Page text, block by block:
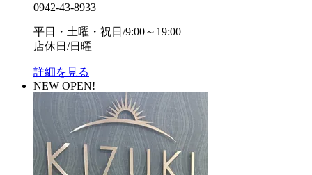
0942-43-8933
平日・土曜・祝日/9:00～19:00
店休日/日曜
詳細を見る
NEW OPEN!